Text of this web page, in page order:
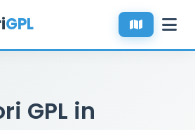
GPL
GPL in